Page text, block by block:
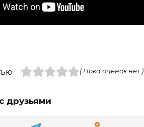
( Пока оценок нет )
друзьями